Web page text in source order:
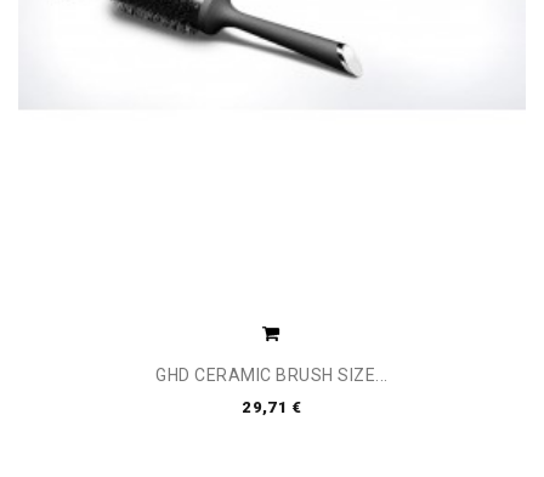
GHD CERAMIC BRUSH SIZE...
29,71 €